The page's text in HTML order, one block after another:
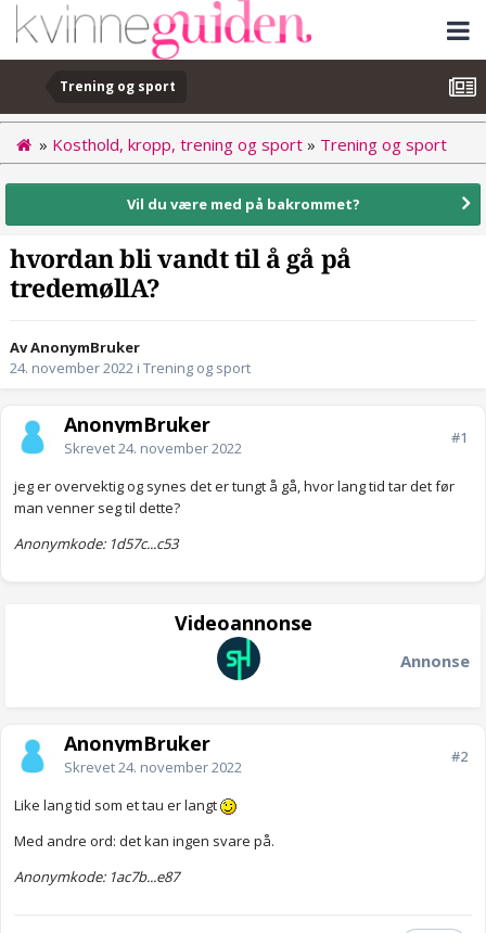
Trening og sport
» Kosthold, kropp, trening og sport » Trening og sport
Vil du være med på bakrommet?
hvordan bli vandt til å gå på
tredemøllA?
Av AnonymBruker
24. november 2022 i Trening og sport
AnonymBruker
Skrevet24. november 2022
#1
jeg er overvektig og synes det er tungt å gå, hvor lang tid tar det før
man venner seg til dette?
Anonymkode: 1d57c...c53
Videoannonse
Annonse
AnonymBruker
Skrevet24. november 2022
#2
Like lang tid som et tau er langt
Med andre ord: det kan ingen svare på.
Anonymkode: 1ac7b...e87